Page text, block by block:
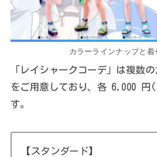
カラーラインナップと着
「レイシャークコーデ」は複数
をご用意しており、各 6,000 円
す。
【スタンダード】